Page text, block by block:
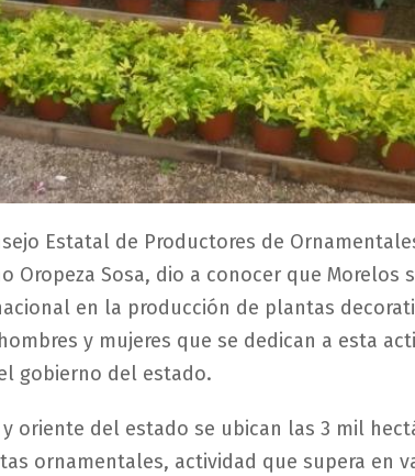
Estatal de Productores de
Oropeza Sosa, dio a conocer que Morelos
en la producción de plantas
y mujeres que se dedican a esta
gobierno del estado.
oriente del estado se ubican las 3 mil
ornamentales, actividad que supera en